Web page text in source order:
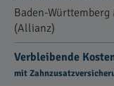
Baden-
(Allianz)
Verbleibende
mit